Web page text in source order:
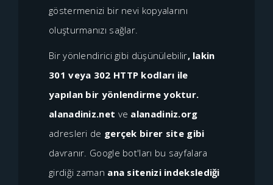
göstermenizi bir nevi kopyalarını
oluşturmanızı sağlar.
Bir yönlendirici gibi düşünülebilir, lakin
301 veya 302 HTTP kodları ile
yapılan bir yönlendirme yoktur.
alanadiniz.net ve alanadiniz.org
adresleri de gerçek birer site gibi
davranır. Google bot'ları bu sayfalara
girdiği zaman ana sitenizi indekslediği